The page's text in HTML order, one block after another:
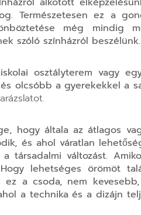
Természetesen ez a
még mindig
szóló színházról beszélünk.
osztályterem vagy
olcsóbb a gyerekekkel a
hogy általa az átlagos
és ahol váratlan
társadalmi változást.
lehetséges örömöt
a csoda, nem
a technika és a dizájn